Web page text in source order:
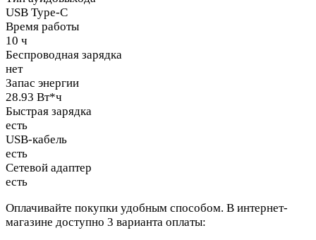
USB Type-C
Время работы
10 ч
Беспроводная зарядка
нет
Запас энергии
28.93 Вт*ч
Быстрая зарядка
есть
USB-кабель
есть
Сетевой адаптер
есть
Оплачивайте покупки удобным способом. В интернет-
магазине доступно 3 варианта оплаты: